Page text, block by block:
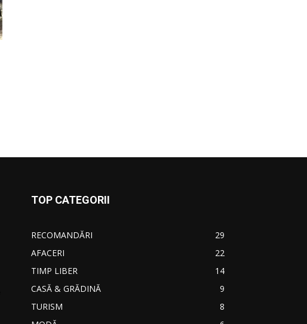
TOP CATEGORII
RECOMANDĂRI
29
AFACERI
22
TIMP LIBER
14
CASĂ & GRĂDINĂ
9
TURISM
8